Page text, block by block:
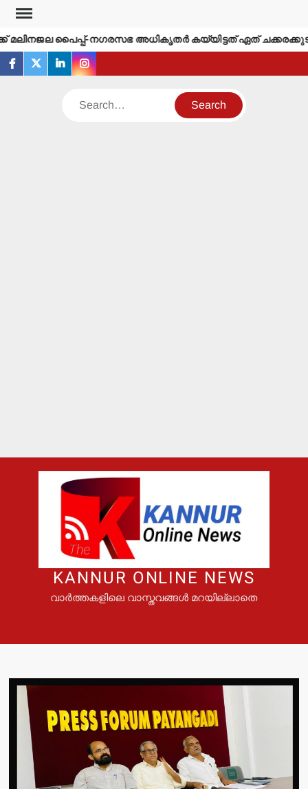
Skip
content
പൈപ്പ്-നഗരസഭ അധികൃതര്‍ കയ്യിട്ടത് ഏത്
facebook
twitterlinkedininstagram
Search
KANNUR ONLINE NEWS
വാർത്തകളിലെ വാസ്തവങ്ങൾ മറയില്ലാതെ